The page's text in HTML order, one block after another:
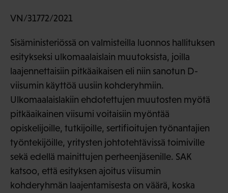
VN/31772/2021
Sisäministeriössä on valmisteilla luonnos hallituksen
esitykseksi ulkomaalaislain muutoksista, joilla
laajennettaisiin pitkäaikaisen eli niin sanotun D-
viisumin käyttöä uusiin kohderyhmiin.
Ulkomaalaislakiin ehdotettujen muutosten myötä
pitkäaikainen viisumi voitaisiin myöntää
opiskelijoille, tutkijoille, sertifioitujen työnantajien
työntekijöille, yritysten johtotehtävissä toimiville
sekä edellä mainittujen perheenjäsenille. SAK
katsoo, että esityksen ajoitus viisumin
kohderyhmän laajentamisesta on väärä, koska